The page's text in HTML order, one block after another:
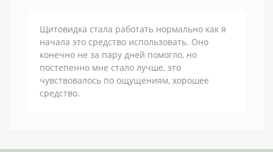
Щитовидка стала работать нормально как я
начала это средство использовать. Оно
конечно не за пару дней помогло, но
постепенно мне стало лучше, это
чувствовалось по ощущениям, хорошее
средство.